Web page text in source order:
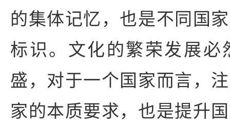
的集体记忆，也是不同国
标识。文化的繁荣发展必
盛，对于一个国家而言，
家的本质要求，也是提升